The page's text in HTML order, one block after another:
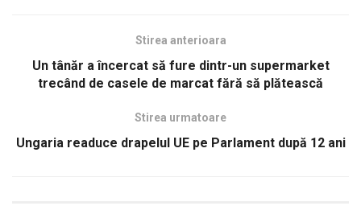
Stirea anterioara
Un tânăr a încercat să fure dintr-un supermarket
trecând de casele de marcat fără să plătească
Stirea urmatoare
Ungaria readuce drapelul UE pe Parlament după 12 ani